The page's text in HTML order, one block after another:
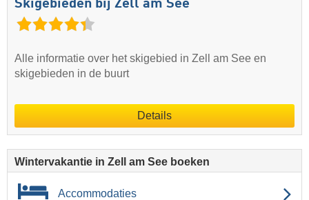
Skigebieden bij Zell am See
Alle informatie over het skigebied in Zell am See en
skigebieden in de buurt
Details
Wintervakantie in Zell am See boeken
Accommodaties